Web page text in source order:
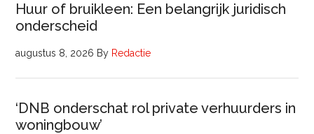
Huur of bruikleen: Een belangrijk juridisch
onderscheid
augustus 8, 2026 By Redactie
‘DNB onderschat rol private verhuurders in
woningbouw’